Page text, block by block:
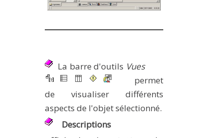
La barre d'outils Vues
permet
de visualiser différents
aspects de l'objet sélectionné.
Descriptions